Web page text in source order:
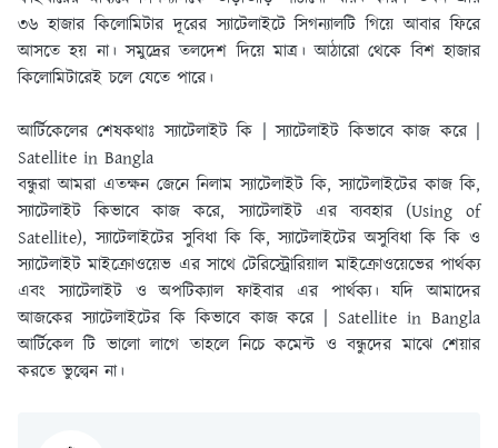
৩৬ হাজার কিলােমিটার দূরের স্যাটেলাইটে সিগন্যালটি গিয়ে আবার ফিরে
আসতে হয় না। সমুদ্রের তলদেশ দিয়ে মাত্র। আঠারাে থেকে বিশ হাজার
কিলােমিটারেই চলে যেতে পারে।
আর্টিকেলের শেষকথাঃ স্যাটেলাইট কি | স্যাটেলাইট কিভাবে কাজ করে |
Satellite in Bangla
বন্ধুরা আমরা এতক্ষন জেনে নিলাম স্যাটেলাইট কি, স্যাটেলাইটের কাজ কি,
স্যাটেলাইট কিভাবে কাজ করে, স্যাটেলাইট এর ব্যবহার (Using of
Satellite), স্যাটেলাইটের সুবিধা কি কি, স্যাটেলাইটের অসুবিধা কি কি ও
স্যাটেলাইট মাইক্রোওয়েভ এর সাথে টেরিস্ট্রোরিয়াল মাইক্রোওয়েভের পার্থক্য
এবং স্যাটেলাইট ও অপটিক্যাল ফাইবার এর পার্থক্য। যদি আমাদের
আজকের স্যাটেলাইটের কি কিভাবে কাজ করে | Satellite in Bangla
আর্টিকেল টি ভালো লাগে তাহলে নিচে কমেন্ট ও বন্ধুদের মাঝে শেয়ার
করতে ভুল্বেন না।